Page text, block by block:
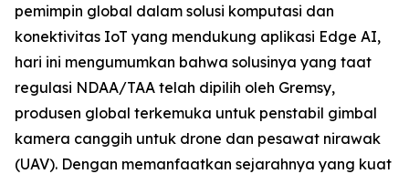
pemimpin global dalam solusi komputasi dan
konektivitas IoT yang mendukung aplikasi Edge AI,
hari ini mengumumkan bahwa solusinya yang taat
regulasi NDAA/TAA telah dipilih oleh Gremsy,
produsen global terkemuka untuk penstabil gimbal
kamera canggih untuk drone dan pesawat nirawak
(UAV). Dengan memanfaatkan sejarahnya yang kuat